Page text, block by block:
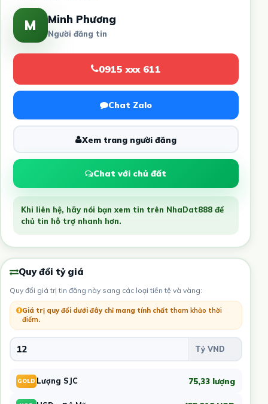
M Minh Phương
Người đăng tin
0915 xxx 611
Chat Zalo
Xem trang người đăng
Chat với chủ đất
Khi liên hệ, hãy nói bạn xem tin trên NhaDat888 để
chủ tin hỗ trợ nhanh hơn.
Quy đổi tỷ giá
Quy đổi giá trị tin đăng này sang các loại tiền tệ và vàng:
Giá trị quy đổi dưới đây chỉ mang tính chất tham khảo thời
điểm.
GOLD Lượng SJC 75,33 lượng